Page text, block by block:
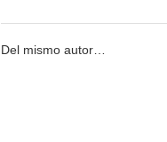
Del mismo autor…